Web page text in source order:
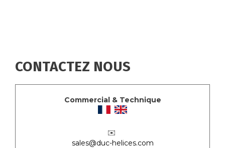
CONTACTEZ NOUS
Commercial & Technique
✉️
sales@duc-helices.com